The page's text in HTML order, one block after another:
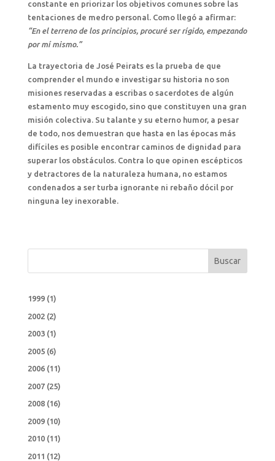
constante en priorizar los objetivos comunes sobre las
tentaciones de medro personal. Como llegó a afirmar:
“En el terreno de los principios, procuré ser rígido, empezando
por mí mismo.”
La trayectoria de José Peirats es la prueba de que
comprender el mundo e investigar su historia no son
misiones reservadas a escribas o sacerdotes de algún
estamento muy escogido, sino que constituyen una gran
misión colectiva. Su talante y su eterno humor, a pesar
de todo, nos demuestran que hasta en las épocas más
difíciles es posible encontrar caminos de dignidad para
superar los obstáculos. Contra lo que opinen escépticos
y detractores de la naturaleza humana, no estamos
condenados a ser turba ignorante ni rebaño dócil por
ninguna ley inexorable.
Buscar
1999(1)
2002(2)
2003(1)
2005(6)
2006(11)
2007(25)
2008(16)
2009(10)
2010(11)
2011 (12)